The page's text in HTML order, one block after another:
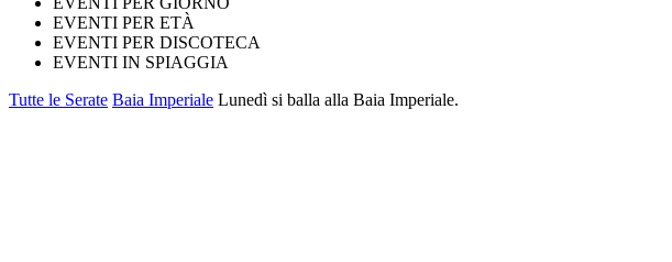
EVENTI PER ETÀ
EVENTI PER DISCOTECA
EVENTI IN SPIAGGIA
Tutte le Serate Baia Imperiale Lunedì si balla alla Baia Imperiale.